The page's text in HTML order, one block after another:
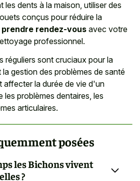
les dents à la maison, utiliser des
conçus pour réduire la
rendez-vous avec votre
professionnel.
réguliers sont cruciaux pour la
gestion des problèmes de santé
affecter la durée de vie d'un
les problèmes dentaires, les
articulaires.
posées
les Bichons vivent
?